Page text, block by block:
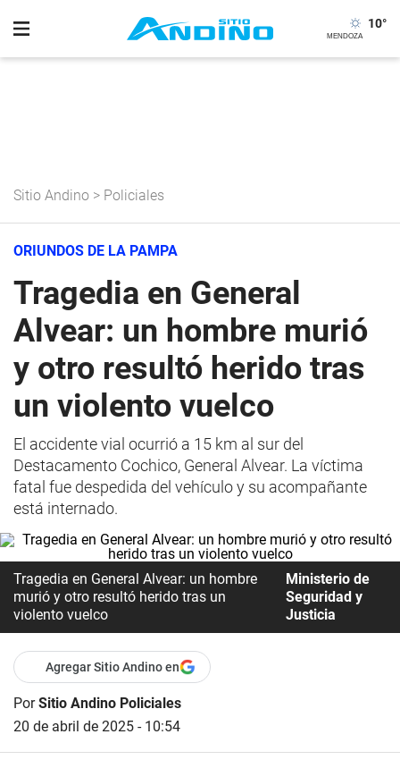
10°
Sitio Andino > Policiales
ORIUNDOS DE LA PAMPA
Tragedia en General
Alvear: un hombre murió
y otro resultó herido tras
un violento vuelco
El accidente vial ocurrió a 15 km al sur del
Destacamento Cochico, General Alvear. La víctima
fatal fue despedida del vehículo y su acompañante
está internado.
Tragedia en General Alvear: un hombre
murió y otro resultó herido tras un
violento vuelco
Ministerio de
Seguridad y
Justicia
Agregar Sitio Andino en
PorSitio Andino Policiales
20 de abril de 2025 - 10:54